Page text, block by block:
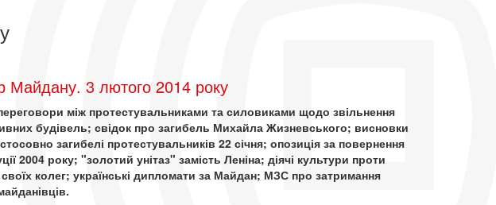
Майдану. 3 лютого 2014 року
між протестувальниками та силовиками щодо звільнення
будівель; свідок про загибель Михайла Жизневського; висновки
загибелі протестувальників 22 січня; опозиція за повернення
2004 року; "золотий унітаз" замість Леніна; діячі культури проти
колег; українські дипломати за Майдан; МЗС про затримання